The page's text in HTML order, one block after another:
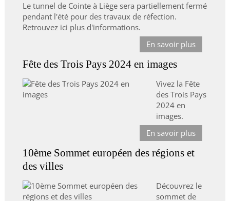
Le tunnel de Cointe à Liège sera partiellement fermé
pendant l'été pour des travaux de réfection.
Retrouvez ici plus d'informations.
En savoir plus
Fête des Trois Pays 2024 en images
Vivez la Fête
des Trois Pays
2024 en
images.
En savoir plus
10ème Sommet européen des régions et
des villes
Découvrez le
sommet de